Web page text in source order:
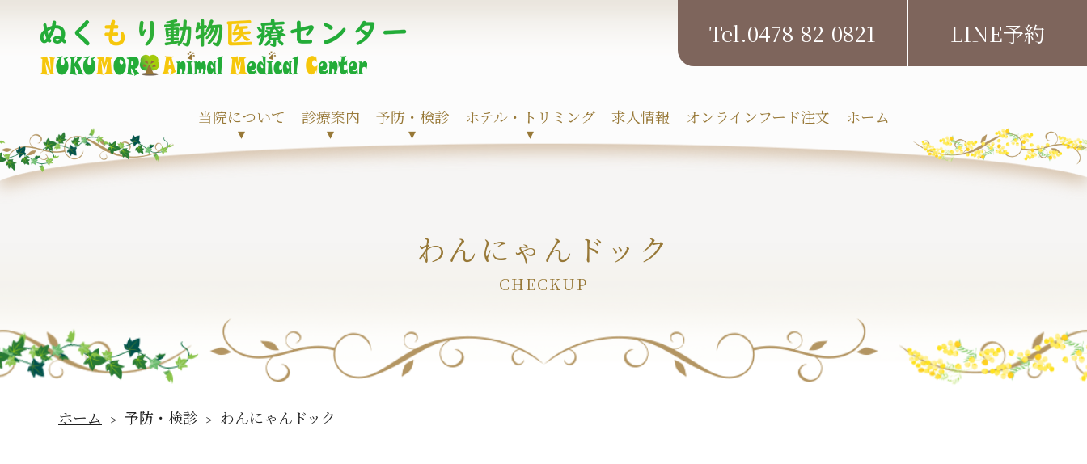
当院について
▾
診療案内
▾
予防・検診
▾
ホテル・トリミング
▾
求人情報 オンラインフード注文 ホーム
0478-82-0821 LINE予約
わんにゃんドック
CHECKUP
ホーム ﹥ 予防・検診 ﹥ わんにゃんドック